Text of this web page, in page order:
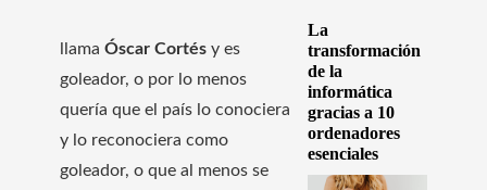
llama Óscar Cortés y es
goleador, o por lo menos
quería que el país lo conociera
y lo reconociera como
goleador, o que al menos se
La
transformación
de la
informática
gracias a 10
ordenadores
esenciales